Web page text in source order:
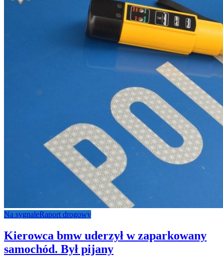
Na sygnaleRaport drogowy
Kierowca bmw uderzył w zaparkowany
samochód. Był pijany